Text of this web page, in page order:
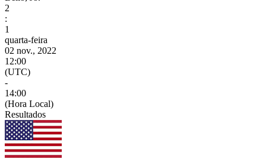
2
:
1
quarta-feira
02 nov., 2022
12:00
(UTC)
-
14:00
(Hora Local)
Resultados